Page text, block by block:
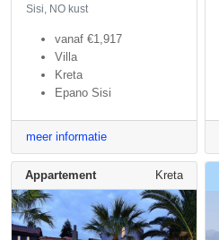
Sisi, NO kust
vanaf €1,917
Villa
Kreta
Epano Sisi
meer informatie
Appartement Kreta